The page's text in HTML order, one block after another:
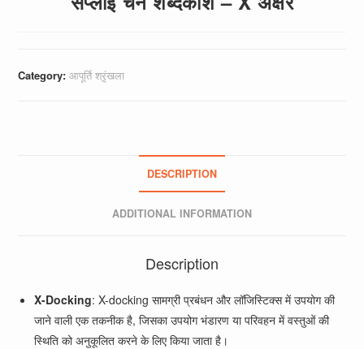
Category:आपूर्ति श्रृंखला
DESCRIPTION
ADDITIONAL INFORMATION
Description
X-Docking: X-docking सामग्री प्रबंधन और लॉजिस्टिक्स में उपयोग की
जाने वाली एक तकनीक है, जिसका उपयोग भंडारण या परिवहन में वस्तुओं की
स्थिति को अनुकूलित करने के लिए किया जाता है।